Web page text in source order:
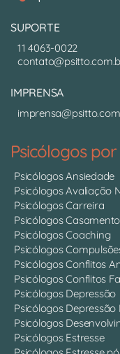
SUPORTE
11 4063-0022
IMPRENSA
Psicólogos
Psicólogos Ansiedade
Psicólogos Avaliação
Psicólogos Carreira
Psicólogos Casamento
Psicólogos Coaching
Psicólogos
Psicólogos Conflitos
Psicólogos Conflitos
Psicólogos Depressão
Psicólogos
Psicólogos
Psicólogos Estresse